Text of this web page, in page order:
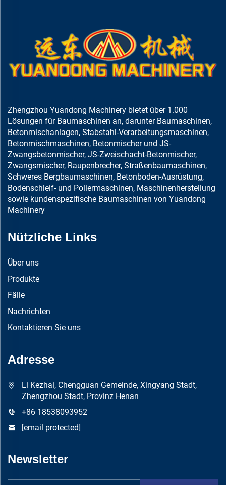
Zhengzhou Yuandong Machinery bietet über 1.000
Lösungen für Baumaschinen an, darunter Baumaschinen,
Betonmischanlagen, Stabstahl-Verarbeitungsmaschinen,
Betonmischmaschinen, Betonmischer und JS-
Zwangsbetonmischer, JS-Zweischacht-Betonmischer,
Zwangsmischer, Raupenbrecher, Straßenbaumaschinen,
Schweres Bergbaumaschinen, Betonboden-Ausrüstung,
Bodenschleif- und Poliermaschinen, Maschinenherstellung
sowie kundenspezifische Baumaschinen von Yuandong
Machinery
Nützliche Links
Über uns
Produkte
Fälle
Nachrichten
Kontaktieren Sie uns
Adresse
Li Kezhai, Chengguan Gemeinde, Xingyang Stadt,
Zhengzhou Stadt, Provinz Henan
+86 18538093952
[email protected]
Newsletter